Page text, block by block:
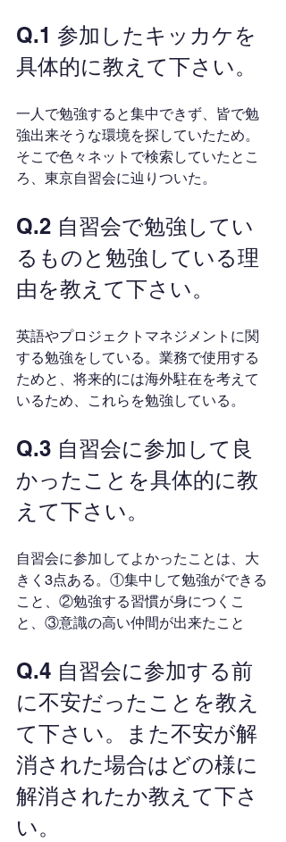
Q.1 参加したキッカケを
具体的に教えて下さい。
一人で勉強すると集中できず、皆で勉
強出来そうな環境を探していたため。
そこで色々ネットで検索していたとこ
ろ、東京自習会に辿りついた。
Q.2 自習会で勉強してい
るものと勉強している理
由を教えて下さい。
英語やプロジェクトマネジメントに関
する勉強をしている。業務で使用する
ためと、将来的には海外駐在を考えて
いるため、これらを勉強している。
Q.3 自習会に参加して良
かったことを具体的に教
えて下さい。
自習会に参加してよかったことは、大
きく3点ある。①集中して勉強ができる
こと、②勉強する習慣が身につくこ
と、③意識の高い仲間が出来たこと
Q.4 自習会に参加する前
に不安だったことを教え
て下さい。また不安が解
消された場合はどの様に
解消されたか教えて下さ
い。